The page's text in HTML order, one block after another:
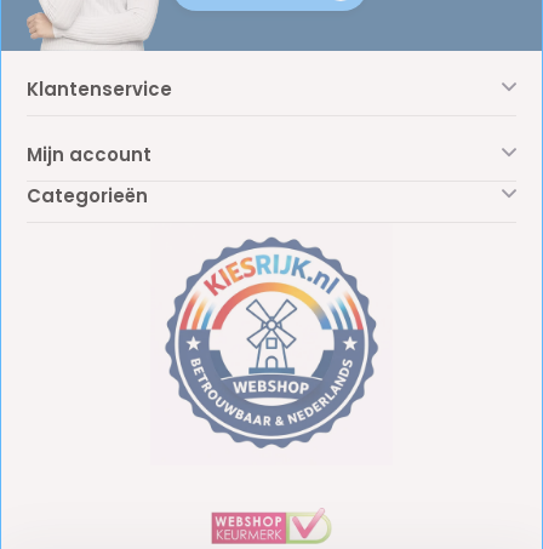
Klantenservice
Mijn account
Categorieën